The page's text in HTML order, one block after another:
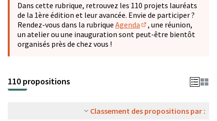
−
Dans cette rubrique, retrouvez les 110 projets lauréats
de la 1ère édition et leur avancée. Envie de participer ?
Rendez-vous dans la rubrique Agenda
(S'ouvre dans un
, une réunion,
un atelier ou une inauguration sont peut-être bientôt
organisés près de chez vous !
110 propositions
Classement des propositions par :